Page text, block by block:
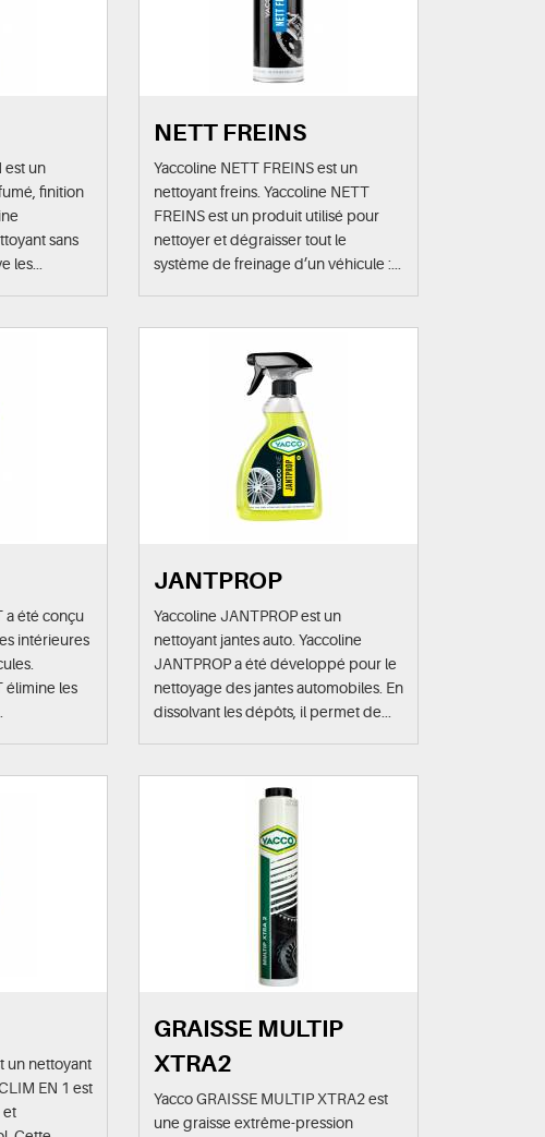
est un
finition
sans
les...
NETT FREINS
Yaccoline NETT FREINS est un
nettoyant freins. Yaccoline NETT
FREINS est un produit utilisé pour
nettoyer et dégraisser tout le
système de freinage d’un véhicule :...
a été conçu
intérieures
élimine les
JANTPROP
Yaccoline JANTPROP est un
nettoyant jantes auto. Yaccoline
JANTPROP a été développé pour le
nettoyage des jantes automobiles. En
dissolvant les dépôts, il permet de...
un nettoyant
EN 1 est
et
GRAISSE MULTIP
XTRA2
Yacco GRAISSE MULTIP XTRA2 est
une graisse extrême-pression